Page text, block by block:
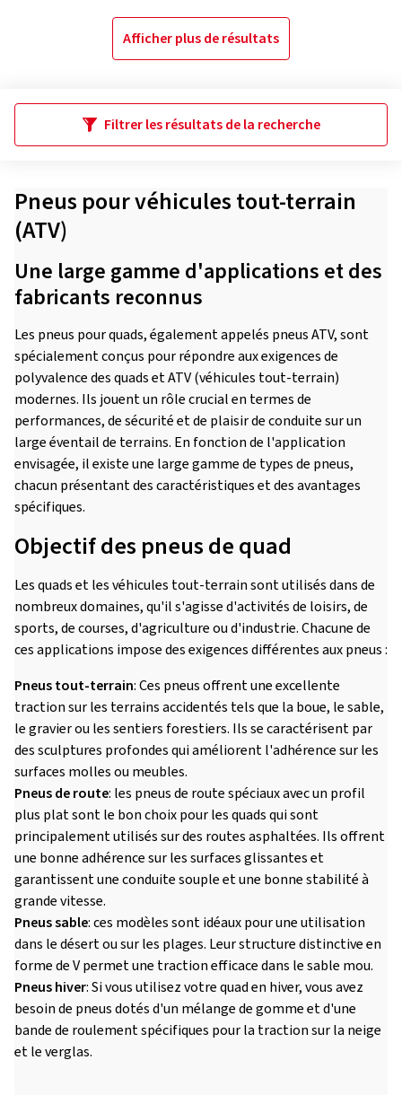
Afficher plus de résultats
Filtrer les résultats de la recherche
Pneus pour véhicules tout-terrain
(ATV)
Une large gamme d'applications et des
fabricants reconnus
Les pneus pour quads, également appelés pneus ATV, sont
spécialement conçus pour répondre aux exigences de
polyvalence des quads et ATV (véhicules tout-terrain)
modernes. Ils jouent un rôle crucial en termes de
performances, de sécurité et de plaisir de conduite sur un
large éventail de terrains. En fonction de l'application
envisagée, il existe une large gamme de types de pneus,
chacun présentant des caractéristiques et des avantages
spécifiques.
Objectif des pneus de quad
Les quads et les véhicules tout-terrain sont utilisés dans de
nombreux domaines, qu'il s'agisse d'activités de loisirs, de
sports, de courses, d'agriculture ou d'industrie. Chacune de
ces applications impose des exigences différentes aux pneus :
Pneus tout-terrain: Ces pneus offrent une excellente
traction sur les terrains accidentés tels que la boue, le sable,
le gravier ou les sentiers forestiers. Ils se caractérisent par
des sculptures profondes qui améliorent l'adhérence sur les
surfaces molles ou meubles.
Pneus de route: les pneus de route spéciaux avec un profil
plus plat sont le bon choix pour les quads qui sont
principalement utilisés sur des routes asphaltées. Ils offrent
une bonne adhérence sur les surfaces glissantes et
garantissent une conduite souple et une bonne stabilité à
grande vitesse.
Pneus sable: ces modèles sont idéaux pour une utilisation
dans le désert ou sur les plages. Leur structure distinctive en
forme de V permet une traction efficace dans le sable mou.
Pneus hiver: Si vous utilisez votre quad en hiver, vous avez
besoin de pneus dotés d'un mélange de gomme et d'une
bande de roulement spécifiques pour la traction sur la neige
et le verglas.